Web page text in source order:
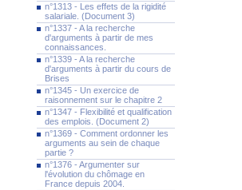
n°1313 - Les effets de la rigidité
salariale. (Document 3)
n°1337 - A la recherche
d'arguments à partir de mes
connaissances.
n°1339 - A la recherche
d'arguments à partir du cours de
Brises
n°1345 - Un exercice de
raisonnement sur le chapitre 2
n°1347 - Flexibilité et qualification
des emplois. (Document 2)
n°1369 - Comment ordonner les
arguments au sein de chaque
partie ?
n°1376 - Argumenter sur
l'évolution du chômage en
France depuis 2004.